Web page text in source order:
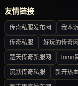
友情链接
传奇私服发布网 我本
传奇私服 好玩的传奇网
楚天传奇新服网 lomo
沉默传奇私服 新开热